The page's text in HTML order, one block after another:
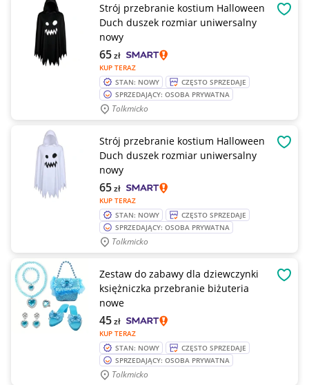
Strój przebranie kostium Halloween
Duch duszek rozmiar uniwersalny
nowy
KUP TERAZ
65zł
STAN: NOWY
CZĘSTO SPRZEDAJE
SPRZEDAJĄCY: OSOBA PRYWATNA
Tolkmicko
Strój przebranie kostium Halloween
Duch duszek rozmiar uniwersalny
nowy
KUP TERAZ
65zł
STAN: NOWY
CZĘSTO SPRZEDAJE
SPRZEDAJĄCY: OSOBA PRYWATNA
Tolkmicko
Zestaw do zabawy dla dziewczynki
księżniczka przebranie biżuteria
nowe
KUP TERAZ
45zł
STAN: NOWY
CZĘSTO SPRZEDAJE
SPRZEDAJĄCY: OSOBA PRYWATNA
Tolkmicko